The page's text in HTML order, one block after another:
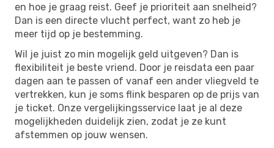
en hoe je graag reist. Geef je prioriteit aan snelheid?
Dan is een directe vlucht perfect, want zo heb je
meer tijd op je bestemming.
Wil je juist zo min mogelijk geld uitgeven? Dan is
flexibiliteit je beste vriend. Door je reisdata een paar
dagen aan te passen of vanaf een ander vliegveld te
vertrekken, kun je soms flink besparen op de prijs van
je ticket. Onze vergelijkingsservice laat je al deze
mogelijkheden duidelijk zien, zodat je ze kunt
afstemmen op jouw wensen.